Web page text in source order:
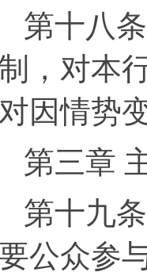
第十八条
，对本
对因情势
第三章
第十九条
公众参